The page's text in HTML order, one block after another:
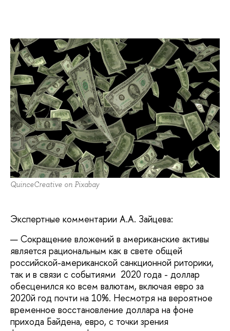
QuinceCreative on Pixabay
Экспертные комментарии А.А. Зайцева:
Сокращение вложений в американские активы
является рациональным как в свете общей
российской-американской санкционной риторики,
так и в связи с событиями 2020 года - доллар
обесценился ко всем валютам, включая евро за
2020й год почти на 10%. Несмотря на вероятное
временное восстановление доллара на фоне
прихода Байдена, евро, с точки зрения